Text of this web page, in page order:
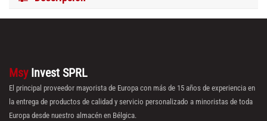
Msy Invest SPRL
El principal proveedor mayorista de Europa con más de 15 años de experiencia en
la entrega de productos de calidad y servicio personalizado a minoristas de toda
Europa desde nuestro almacén en Bélgica.